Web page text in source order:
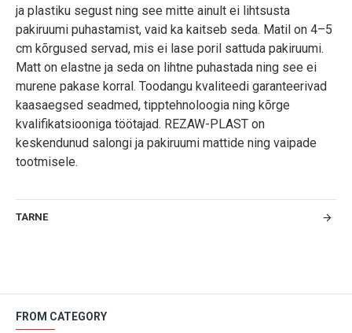
ja plastiku segust ning see mitte ainult ei lihtsusta
pakiruumi puhastamist, vaid ka kaitseb seda. Matil on 4–5
cm kõrgused servad, mis ei lase poril sattuda pakiruumi.
Matt on elastne ja seda on lihtne puhastada ning see ei
murene pakase korral. Toodangu kvaliteedi garanteerivad
kaasaegsed seadmed, tipptehnoloogia ning kõrge
kvalifikatsiooniga töötajad. REZAW-PLAST on
keskendunud salongi ja pakiruumi mattide ning vaipade
tootmisele.
TARNE
FROM CATEGORY